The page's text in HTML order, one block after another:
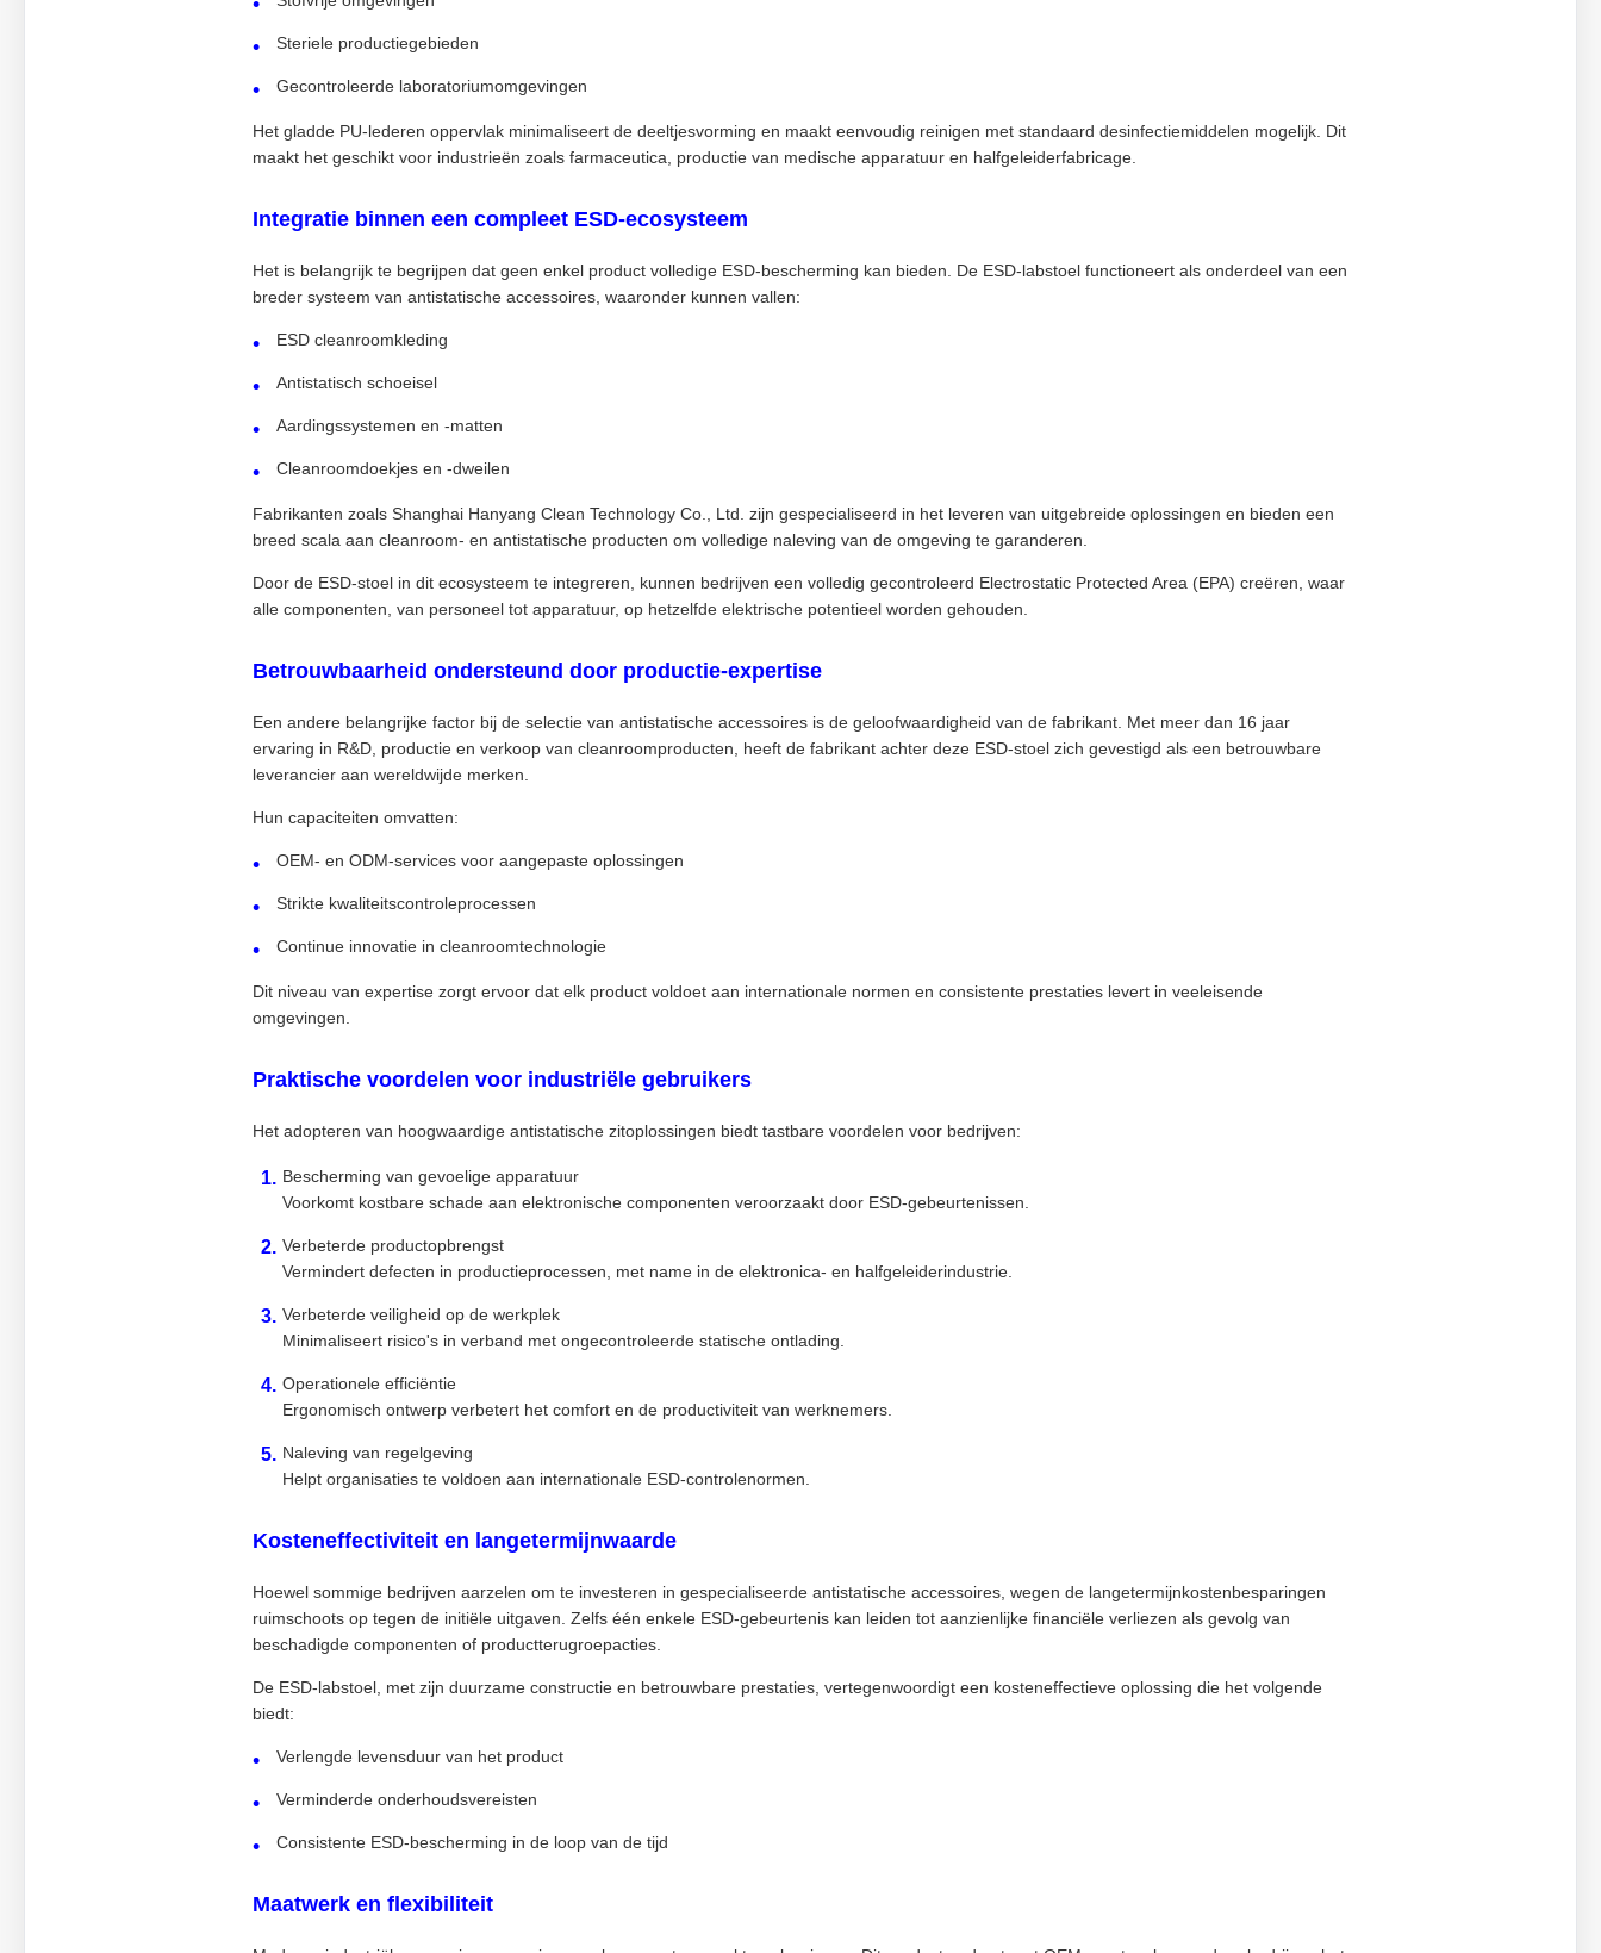
Steriele productiegebieden
Gecontroleerde laboratoriumomgevingen
Het gladde PU-lederen oppervlak minimaliseert de deeltjesvorming en maakt eenvoudig reinigen met standaard desinfectiemiddelen mogelijk. Dit
maakt het geschikt voor industrieën zoals farmaceutica, productie van medische apparatuur en halfgeleiderfabricage.
Integratie binnen een compleet ESD-ecosysteem
Het is belangrijk te begrijpen dat geen enkel product volledige ESD-bescherming kan bieden. De ESD-labstoel functioneert als onderdeel van een
breder systeem van antistatische accessoires, waaronder kunnen vallen:
ESD cleanroomkleding
Antistatisch schoeisel
Aardingssystemen en -matten
Cleanroomdoekjes en -dweilen
Fabrikanten zoals Shanghai Hanyang Clean Technology Co., Ltd. zijn gespecialiseerd in het leveren van uitgebreide oplossingen en bieden een
breed scala aan cleanroom- en antistatische producten om volledige naleving van de omgeving te garanderen.
Door de ESD-stoel in dit ecosysteem te integreren, kunnen bedrijven een volledig gecontroleerd Electrostatic Protected Area (EPA) creëren, waar
alle componenten, van personeel tot apparatuur, op hetzelfde elektrische potentieel worden gehouden.
Betrouwbaarheid ondersteund door productie-expertise
Een andere belangrijke factor bij de selectie van antistatische accessoires is de geloofwaardigheid van de fabrikant. Met meer dan 16 jaar
ervaring in R&D, productie en verkoop van cleanroomproducten, heeft de fabrikant achter deze ESD-stoel zich gevestigd als een betrouwbare
leverancier aan wereldwijde merken.
Hun capaciteiten omvatten:
OEM- en ODM-services voor aangepaste oplossingen
Strikte kwaliteitscontroleprocessen
Continue innovatie in cleanroomtechnologie
Dit niveau van expertise zorgt ervoor dat elk product voldoet aan internationale normen en consistente prestaties levert in veeleisende
omgevingen.
Praktische voordelen voor industriële gebruikers
Het adopteren van hoogwaardige antistatische zitoplossingen biedt tastbare voordelen voor bedrijven:
Bescherming van gevoelige apparatuur
Voorkomt kostbare schade aan elektronische componenten veroorzaakt door ESD-gebeurtenissen.
Verbeterde productopbrengst
Vermindert defecten in productieprocessen, met name in de elektronica- en halfgeleiderindustrie.
Verbeterde veiligheid op de werkplek
Minimaliseert risico's in verband met ongecontroleerde statische ontlading.
Operationele efficiëntie
Ergonomisch ontwerp verbetert het comfort en de productiviteit van werknemers.
Naleving van regelgeving
Helpt organisaties te voldoen aan internationale ESD-controlenormen.
Kosteneffectiviteit en langetermijnwaarde
Hoewel sommige bedrijven aarzelen om te investeren in gespecialiseerde antistatische accessoires, wegen de langetermijnkostenbesparingen
ruimschoots op tegen de initiële uitgaven. Zelfs één enkele ESD-gebeurtenis kan leiden tot aanzienlijke financiële verliezen als gevolg van
beschadigde componenten of productterugroepacties.
De ESD-labstoel, met zijn duurzame constructie en betrouwbare prestaties, vertegenwoordigt een kosteneffectieve oplossing die het volgende
biedt:
Verlengde levensduur van het product
Verminderde onderhoudsvereisten
Consistente ESD-bescherming in de loop van de tijd
Maatwerk en flexibiliteit